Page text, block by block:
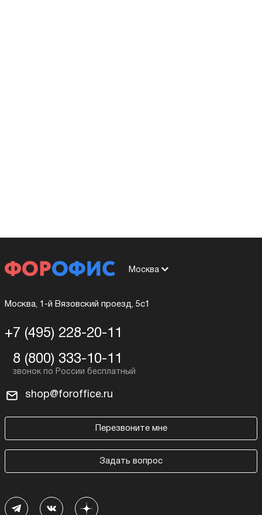
Москва
Москва, 1-й Вязовский проезд, 5с1
+7 (495) 228-20-11
8 (800) 333-10-11
shop@foroffice.ru
Перезвоните мне
Задать вопрос